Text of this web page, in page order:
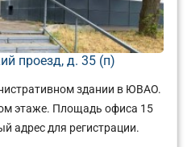
проезд, д. 35 (п)
здании в ЮВАО.
этаже. Площадь офиса 15
адрес для регистрации.